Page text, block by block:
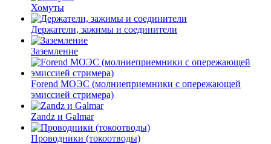
Хомуты
Держатели, зажимы и соединители
Заземление
Forend МОЭС (молниеприемники с опережающей
эмиссией стримера)
Zandz и Galmar
Проводники (токоотводы)